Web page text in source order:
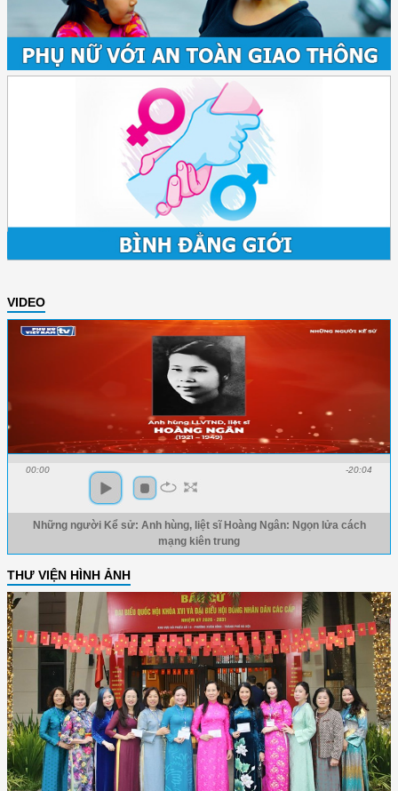
VIDEO
00:00 -20:04
Những người Kể sử: Anh hùng, liệt sĩ Hoàng Ngân: Ngọn lửa cách
mạng kiên trung
THƯ VIỆN HÌNH ẢNH